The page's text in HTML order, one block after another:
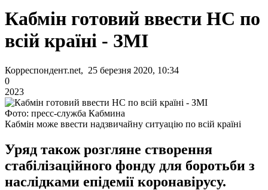
Кабмін готовий ввести НС по
всій країні - ЗМІ
Корреспондент.net, 25 березня 2020, 10:34
0
2023
Фото: пресс-служба Кабмина
Кабмін може ввести надзвичайну ситуацію по всій країні
Уряд також розгляне створення
стабілізаційного фонду для боротьби з
наслідками епідемії коронавірусу.